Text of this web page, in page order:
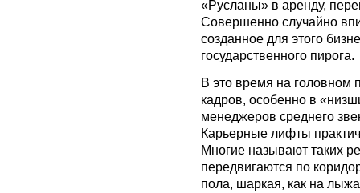
«Русланы» в аренду,
Совершенно случайно
созданное для этого
государственного пирога.
В это время на головном
кадров, особенно в
менеджеров среднего
Карьерные лифты
Многие называют таких
передвигаются по
пола, шаркая, как на